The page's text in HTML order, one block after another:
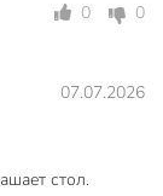
0 0
07.07.2026
стол.